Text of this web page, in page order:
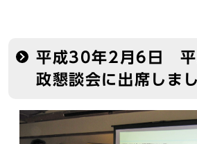
平成30年2月6日 平
政懇談会に出席しま